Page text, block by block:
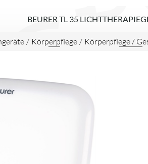
BEURER TL 35
/ Körperpflege / Körperpflege /